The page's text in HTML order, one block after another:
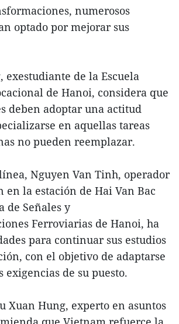
numerosos
optado por mejorar sus
exestudiante de la Escuela
de Hanoi, considera que
deben adoptar una actitud
en aquellas tareas
no pueden reemplazar.
Nguyen Van Tinh, operador
la estación de Hai Van Bac
de Señales y
Ferroviarias de Hanoi, ha
para continuar sus estudios
con el objetivo de adaptarse
exigencias de su puesto.
Xuan Hung, experto en asuntos